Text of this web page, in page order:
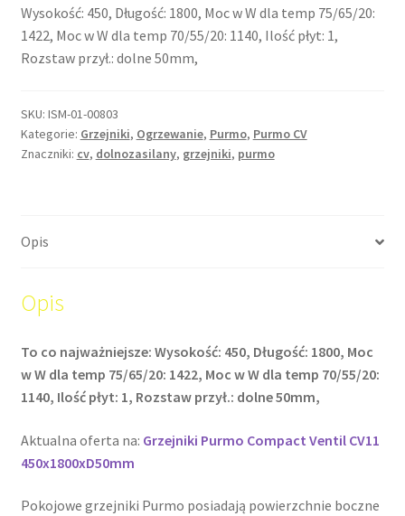
Wysokość: 450, Długość: 1800, Moc w W dla temp 75/65/20:
1422, Moc w W dla temp 70/55/20: 1140, Ilość płyt: 1,
Rozstaw przył.: dolne 50mm,
SKU: ISM-01-00803
Kategorie: Grzejniki, Ogrzewanie, Purmo, Purmo CV
Znaczniki: cv, dolnozasilany, grzejniki, purmo
Opis
Opis
To co najważniejsze: Wysokość: 450, Długość: 1800, Moc
w W dla temp 75/65/20: 1422, Moc w W dla temp 70/55/20:
1140, Ilość płyt: 1, Rozstaw przył.: dolne 50mm,
Aktualna oferta na: Grzejniki Purmo Compact Ventil CV11
450x1800xD50mm
Pokojowe grzejniki Purmo posiadają powierzchnie boczne